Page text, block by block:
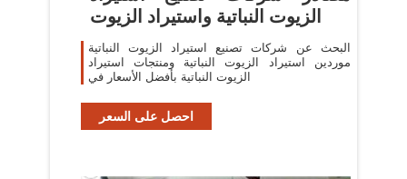
الزيوت النباتية واستيراد الزيوت
البحث عن شركات تصنيع استيراد الزيوت النباتية
موردين استيراد الزيوت النباتية ومنتجات استيراد
الزيوت النباتية بأفضل الأسعار في
احصل على السعر